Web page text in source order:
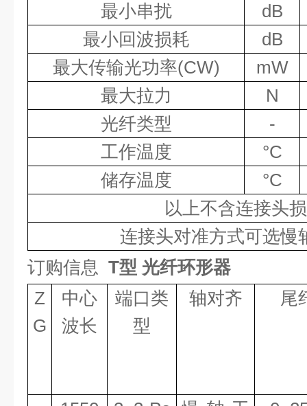
最小串扰
dB
最小回波损耗
dB
最大传输光功率(CW)
mW
最大拉力
N
光纤类型
-
工作温度
°C
储存温度
°C
以上不含连接头
连接头对准方式可选慢
订购信息 T型 光纤环形器
Z
G
中心
波长
端口类
型
轴对齐 尾